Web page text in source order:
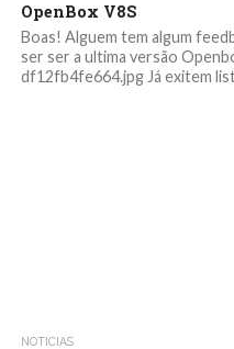
OpenBox V8S
Boas! Alguem tem algum
ser ser a ultima versão
df12fb4fe664.jpg Já exitem
NOTICIAS